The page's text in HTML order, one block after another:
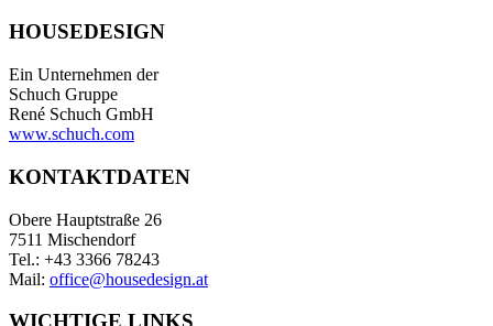
HOUSEDESIGN
Ein Unternehmen der
Schuch Gruppe
René Schuch GmbH
www.schuch.com
KONTAKTDATEN
Obere Hauptstraße 26
7511 Mischendorf
Tel.: +43 3366 78243
Mail: office@housedesign.at